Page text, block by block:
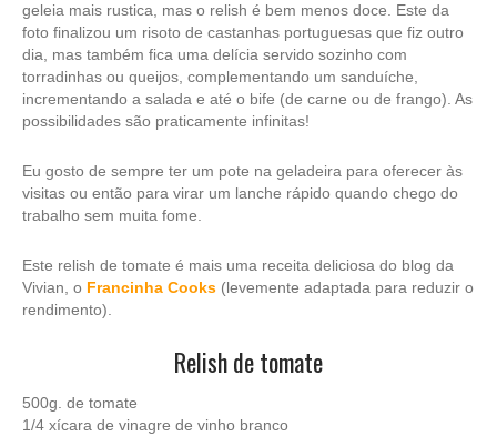
geleia mais rustica, mas o relish é bem menos doce. Este da
foto finalizou um risoto de castanhas portuguesas que fiz outro
dia, mas também fica uma delícia servido sozinho com
torradinhas ou queijos, complementando um sanduíche,
incrementando a salada e até o bife (de carne ou de frango). As
possibilidades são praticamente infinitas!
Eu gosto de sempre ter um pote na geladeira para oferecer às
visitas ou então para virar um lanche rápido quando chego do
trabalho sem muita fome.
Este relish de tomate é mais uma receita deliciosa do blog da
Vivian, o Francinha Cooks (levemente adaptada para reduzir o
rendimento).
Relish de tomate
500g. de tomate
1/4 xícara de vinagre de vinho branco